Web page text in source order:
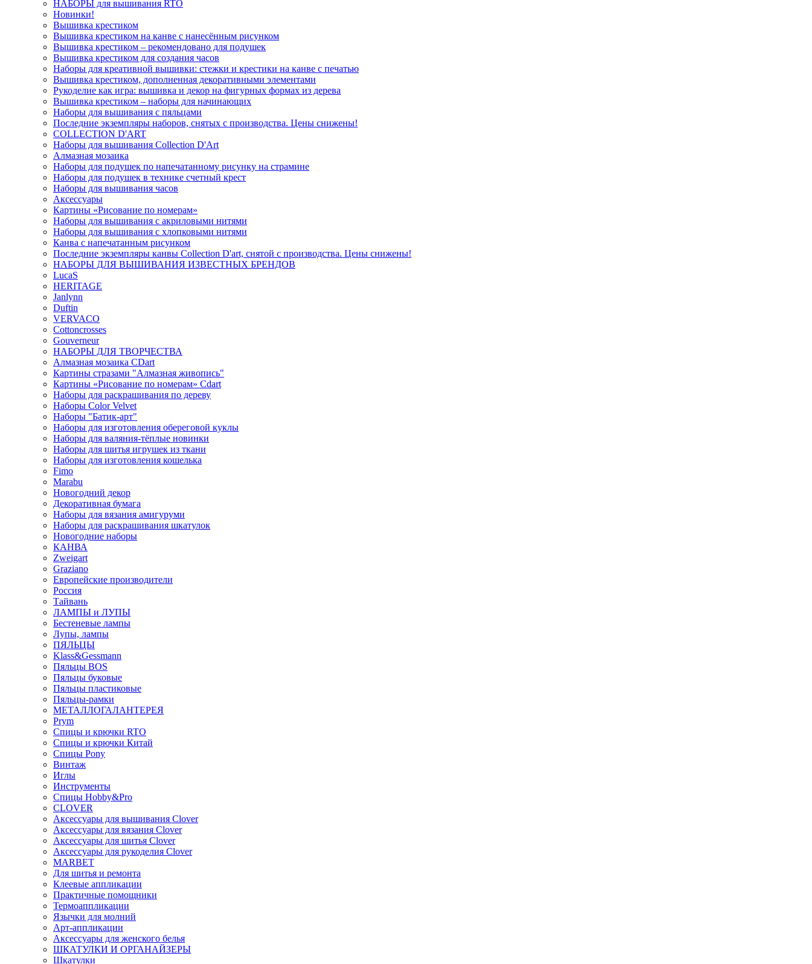
НАБОРЫ для вышивания RTO
Новинки!
Вышивка крестиком
Вышивка крестиком на канве с нанесённым рисунком
Вышивка крестиком – рекомендовано для подушек
Вышивка крестиком для создания часов
Наборы для креативной вышивки: стежки и крестики на канве с печатью
Вышивка крестиком, дополненная декоративными элементами
Рукоделие как игра: вышивка и декор на фигурных формах из дерева
Вышивка крестиком – наборы для начинающих
Наборы для вышивания с пяльцами
Последние экземпляры наборов, снятых с производства. Цены снижены!
COLLECTION D'ART
Наборы для вышивания Collection D'Art
Алмазная мозаика
Наборы для подушек по напечатанному рисунку на страмине
Наборы для подушек в технике счетный крест
Наборы для вышивания часов
Аксессуары
Картины «Рисование по номерам»
Наборы для вышивания с акриловыми нитями
Наборы для вышивания с хлопковыми нитями
Канва с напечатанным рисунком
Последние экземпляры канвы Collection D'art, снятой с производства. Цены снижены!
НАБОРЫ ДЛЯ ВЫШИВАНИЯ ИЗВЕСТНЫХ БРЕНДОВ
LucaS
HERITAGE
Janlynn
Duftin
VERVACO
Cottoncrosses
Gouverneur
НАБОРЫ ДЛЯ ТВОРЧЕСТВА
Алмазная мозаика CDart
Картины стразами "Алмазная живопись"
Картины «Рисование по номерам» Сdart
Наборы для раскрашивания по дереву
Наборы Сolor Velvet
Наборы "Батик-арт"
Наборы для изготовления обереговой куклы
Наборы для валяния-тёплые новинки
Наборы для шитья игрушек из ткани
Наборы для изготовления кошелька
Fimo
Marabu
Новогодний декор
Декоративная бумага
Наборы для вязания амигуруми
Наборы для раскрашивания шкатулок
Новогодние наборы
КАНВА
Zweigart
Graziano
Европейские производители
Россия
Тайвань
ЛАМПЫ и ЛУПЫ
Бестеневые лампы
Лупы, лампы
ПЯЛЬЦЫ
Klass&Gessmann
Пяльцы BOS
Пяльцы буковые
Пяльцы пластиковые
Пяльцы-рамки
МЕТАЛЛОГАЛАНТЕРЕЯ
Prym
Спицы и крючки RTO
Спицы и крючки Китай
Спицы Pony
Винтаж
Иглы
Инструменты
Спицы Hobby&Pro
CLOVER
Аксессуары для вышивания Clover
Аксессуары для вязания Clover
Аксессуары для шитья Clover
Аксессуары для рукоделия Clover
MARBET
Для шитья и ремонта
Клеевые аппликации
Практичные помощники
Термоаппликации
Язычки для молний
Арт-аппликации
Аксессуары для женского белья
ШКАТУЛКИ И ОРГАНАЙЗЕРЫ
Шкатулки